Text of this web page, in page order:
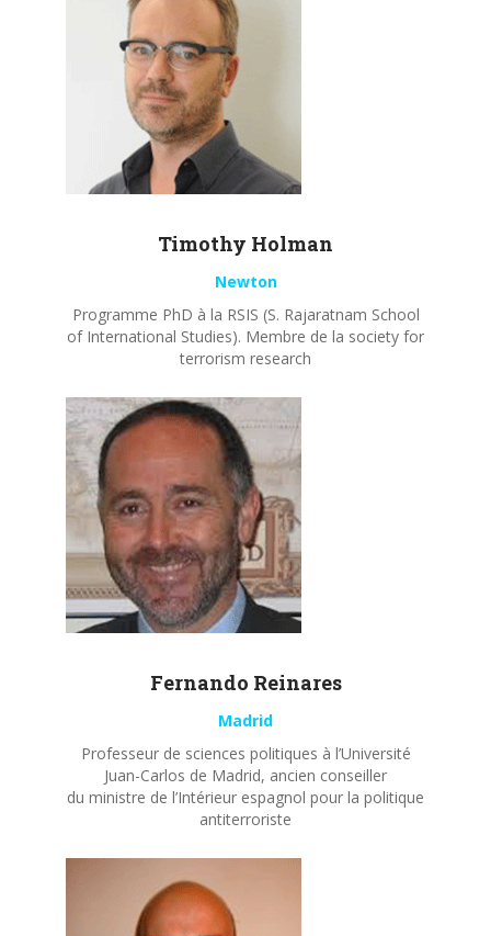
Timothy Holman
Newton
Programme PhD à la RSIS (S. Rajaratnam School
of International Studies). Membre de la society for
terrorism research
Fernando Reinares
Madrid
Professeur de sciences politiques à l’Université
Juan-Carlos de Madrid, ancien conseiller
du ministre de l’Intérieur espagnol pour la politique
antiterroriste